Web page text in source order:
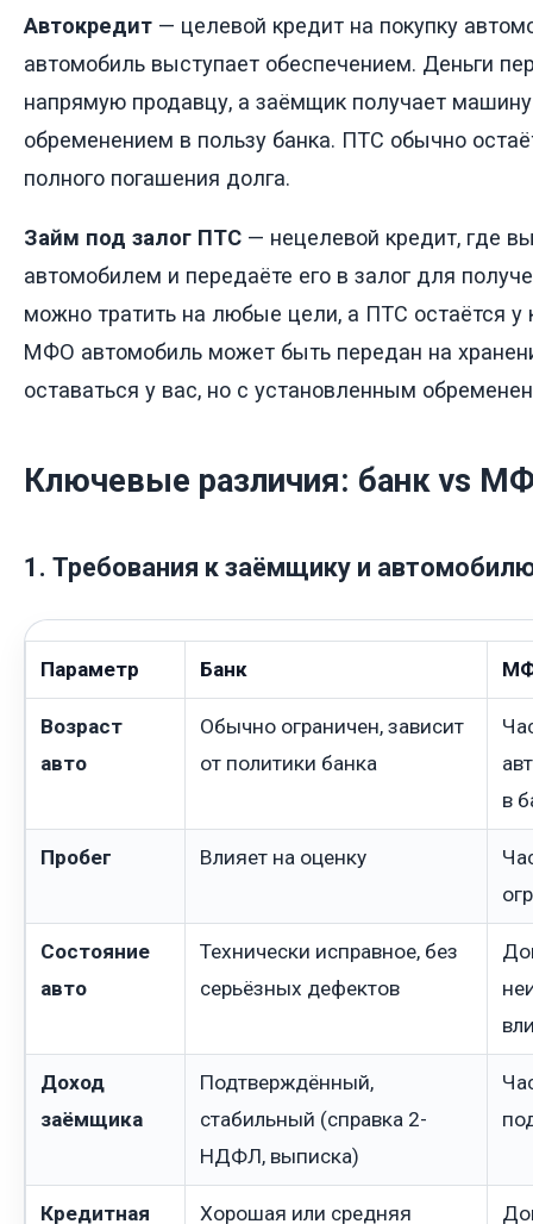
Автокредит — целевой кредит на покупку
автомобиль выступает обеспечением. Деньги
напрямую продавцу, а заёмщик получает машину
обременением в пользу банка. ПТС обычно
полного погашения долга.
Займ под залог ПТС — нецелевой кредит, где
автомобилем и передаёте его в залог для
можно тратить на любые цели, а ПТС остаётся у
МФО автомобиль может быть передан на
оставаться у вас, но с установленным
Ключевые различия: банк vs
1. Требования к заёмщику и
Параметр Банк
Возраст
авто
Обычно ограничен, зависит
от политики банка
в
Пробег Влияет на оценку
Состояние
авто
Технически исправное, без
серьёзных дефектов
Доход
заёмщика
Подтверждённый,
стабильный (справка 2-
НДФЛ, выписка)
Кредитная
Хорошая или средняя